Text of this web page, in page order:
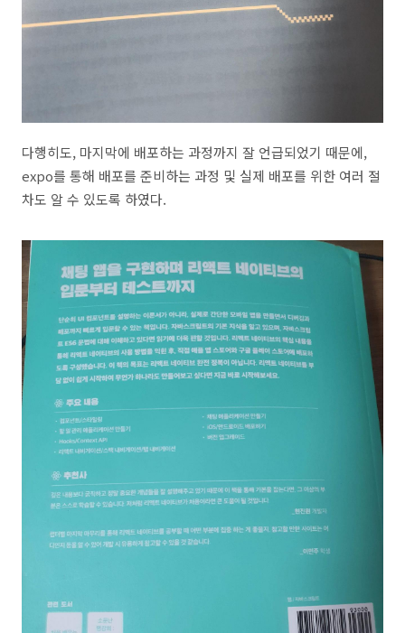
다행히도, 마지막에 배포하는 과정까지 잘 언급되었기 때문에,
expo를 통해 배포를 준비하는 과정 및 실제 배포를 위한 여러 절
차도 알 수 있도록 하였다.